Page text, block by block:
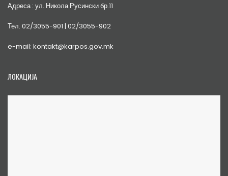
Адреса : ул. Никола Русински бр.11
Тел. 02/3055-901 | 02/3055-902
e-mail: kontakt@karpos.gov.mk
ЛОКАЦИЈА